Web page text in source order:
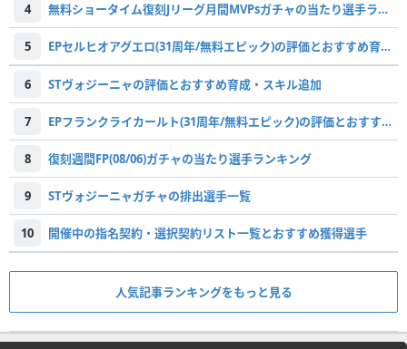
4 無料ショータイム復刻Jリーグ月間MVPsガチャの当たり選手ランキング
5 EPセルヒオアグエロ(31周年/無料エピック)の評価とおすすめ育成・スキル追加
6 STヴォジーニャの評価とおすすめ育成・スキル追加
7 EPフランクライカールト(31周年/無料エピック)の評価とおすすめ育成・スキル追加
8 復刻週間FP(08/06)ガチャの当たり選手ランキング
9 STヴォジーニャガチャの排出選手一覧
10 開催中の指名契約・選択契約リスト一覧とおすすめ獲得選手
人気記事ランキングをもっと見る